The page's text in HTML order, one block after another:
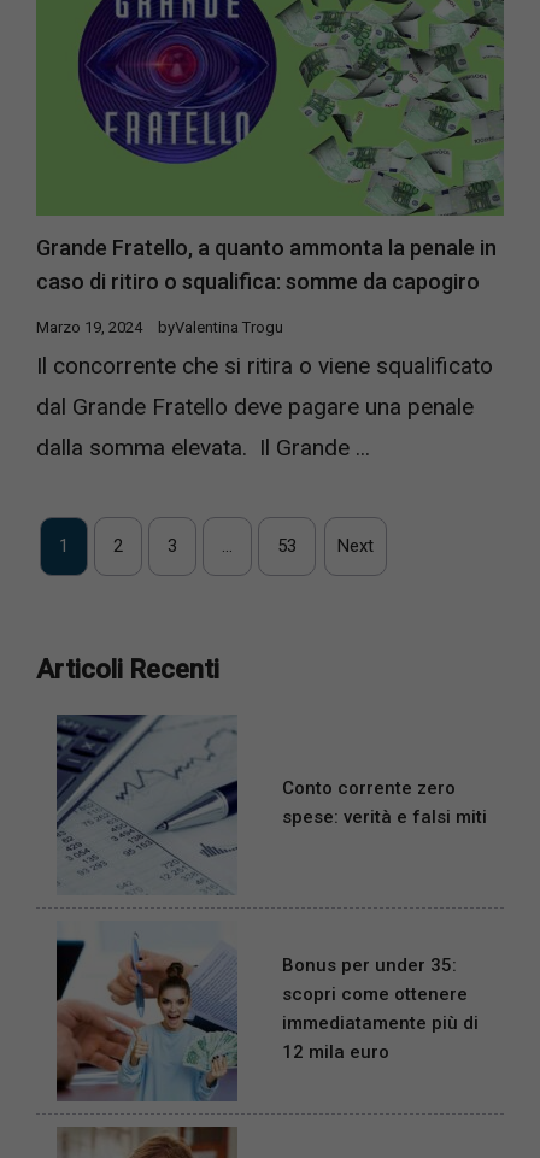
Grande Fratello, a quanto ammonta la penale in
caso di ritiro o squalifica: somme da capogiro
Marzo 19, 2024 byValentina Trogu
Il concorrente che si ritira o viene squalificato
dal Grande Fratello deve pagare una penale
dalla somma elevata. Il Grande ...
1 2 3 … 53 Next
Articoli Recenti
Conto corrente zero
spese: verità e falsi miti
Bonus per under 35:
scopri come ottenere
immediatamente più di
12 mila euro